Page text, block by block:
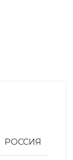
РОССИЯ